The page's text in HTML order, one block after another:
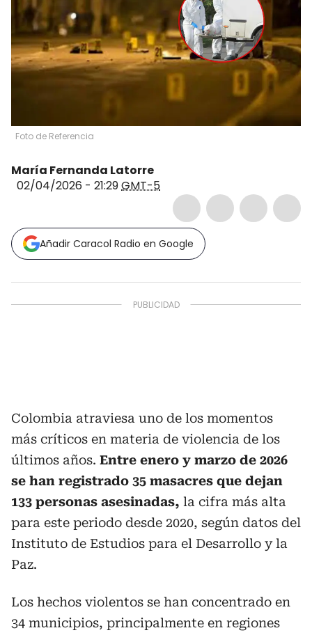
Foto de Referencia
María Fernanda Latorre
02/04/2026 - 21:29GMT-5
Añadir Caracol Radio en Google
Colombia atraviesa uno de los momentos
más críticos en materia de violencia de los
últimos años. Entre enero y marzo de 2026
se han registrado 35 masacres que dejan
133 personas asesinadas, la cifra más alta
para este periodo desde 2020, según datos del
Instituto de Estudios para el Desarrollo y la
Paz.
Los hechos violentos se han concentrado en
34 municipios, principalmente en regiones